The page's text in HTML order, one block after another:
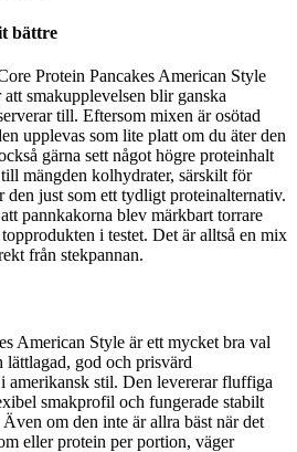
bättre
Protein Pancakes American Style
smakupplevelsen blir ganska
till. Eftersom mixen är osötad
upplevas som lite platt om du äter den
gärna sett något högre proteinhalt
mängden kolhydrater, särskilt för
den just som ett tydligt proteinalternativ.
pannkakorna blev märkbart torrare
i testet. Det är alltså en mix
från stekpannan.
American Style är ett mycket bra val
god och prisvärd
amerikansk stil. Den levererar fluffiga
smakprofil och fungerade stabilt
om den inte är allra bäst när det
eller protein per portion, väger